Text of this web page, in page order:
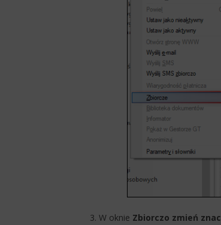
3. W oknie Zbiorczo zmień